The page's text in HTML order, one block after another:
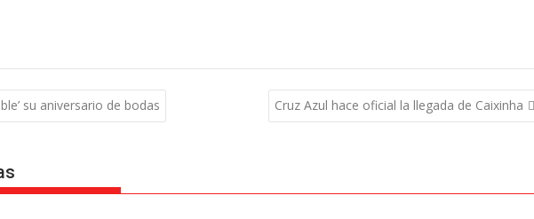
su aniversario de bodas Cruz Azul hace oficial la llegada de Caixinha